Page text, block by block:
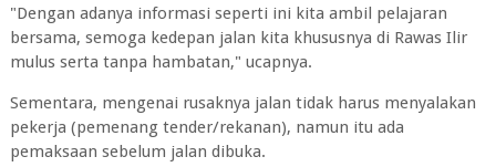
"Dengan adanya informasi seperti ini kita ambil pelajaran
bersama, semoga kedepan jalan kita khususnya di Rawas Ilir
mulus serta tanpa hambatan," ucapnya.
Sementara, mengenai rusaknya jalan tidak harus menyalakan
pekerja (pemenang tender/rekanan), namun itu ada
pemaksaan sebelum jalan dibuka.